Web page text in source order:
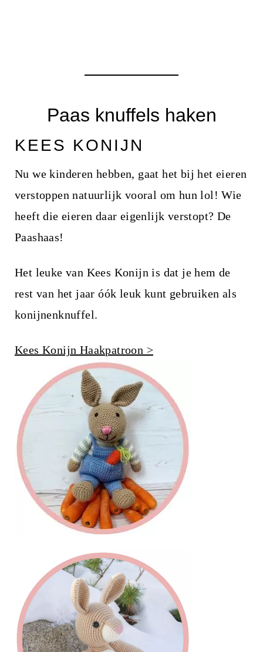
Paas knuffels haken
KEES KONIJN
Nu we kinderen hebben, gaat het bij het eieren
verstoppen natuurlijk vooral om hun lol! Wie
heeft die eieren daar eigenlijk verstopt? De
Paashaas!
Het leuke van Kees Konijn is dat je hem de
rest van het jaar óók leuk kunt gebruiken als
konijnenknuffel.
Kees Konijn Haakpatroon >